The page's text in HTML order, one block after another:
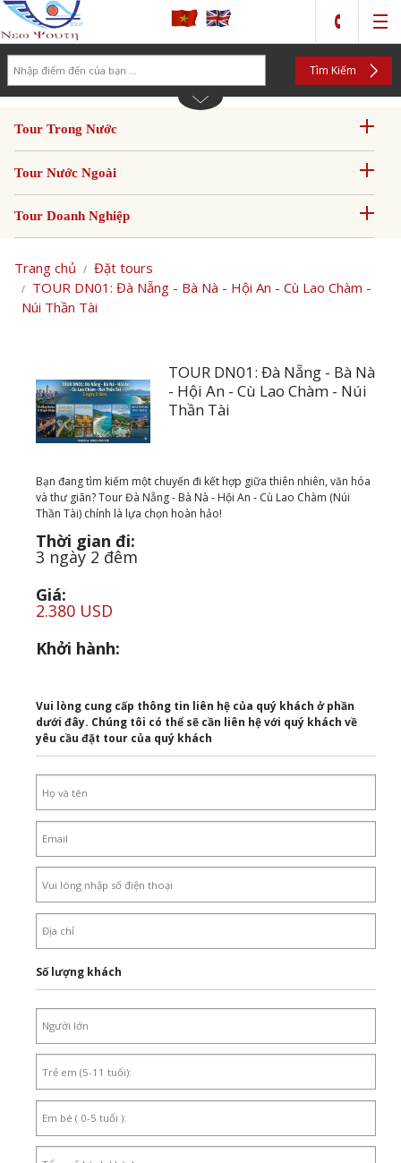
Tìm Kiếm
Tour Trong Nước
Tour Nước Ngoài
Tour Doanh Nghiệp
Trang chủ
Đặt tours
TOUR DN01: Đà Nẵng - Bà Nà - Hội An - Cù Lao Chàm -
Núi Thần Tài
TOUR DN01: Đà Nẵng - Bà Nà
- Hội An - Cù Lao Chàm - Núi
Thần Tài
Bạn đang tìm kiếm một chuyến đi kết hợp giữa thiên nhiên, văn hóa
và thư giãn? Tour Đà Nẵng - Bà Nà - Hội An - Cù Lao Chàm (Núi
Thần Tài) chính là lựa chọn hoàn hảo!
Thời gian đi:
3 ngày 2 đêm
Giá:
2.380 USD
Khởi hành:
Vui lòng cung cấp thông tin liên hệ của quý khách ở phần
dưới đây. Chúng tôi có thể sẽ cần liên hệ với quý khách về
yêu cầu đặt tour của quý khách
Số lượng khách